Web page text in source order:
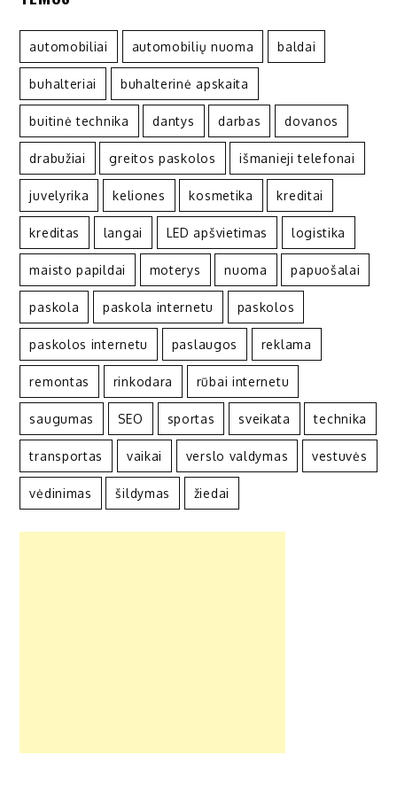
automobiliai automobilių nuoma baldai
buhalteriai buhalterinė apskaita
buitinė technika dantys darbas dovanos
drabužiai greitos paskolos išmanieji telefonai
juvelyrika keliones kosmetika kreditai
kreditas langai LED apšvietimas logistika
maisto papildai moterys nuoma papuošalai
paskola paskola internetu paskolos
paskolos internetu paslaugos reklama
remontas rinkodara rūbai internetu
saugumas SEO sportas sveikata technika
transportas vaikai verslo valdymas vestuvės
vėdinimas šildymas žiedai